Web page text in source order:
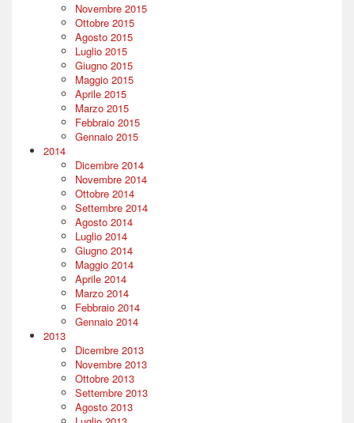
Novembre 2015
Ottobre 2015
Agosto 2015
Luglio 2015
Giugno 2015
Maggio 2015
Aprile 2015
Marzo 2015
Febbraio 2015
Gennaio 2015
2014
Dicembre 2014
Novembre 2014
Ottobre 2014
Settembre 2014
Agosto 2014
Luglio 2014
Giugno 2014
Maggio 2014
Aprile 2014
Marzo 2014
Febbraio 2014
Gennaio 2014
2013
Dicembre 2013
Novembre 2013
Ottobre 2013
Settembre 2013
Agosto 2013